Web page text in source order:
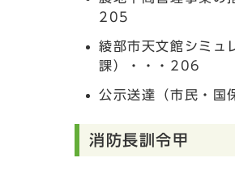
205
綾部市天文館シミュ
課）・・・206
公示送達（市民・国
消防長訓令甲